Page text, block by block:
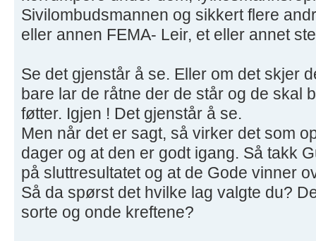
Sivilombudsmannen og sikkert flere
eller annen FEMA- Leir, et eller annet
Se det gjenstår å se. Eller om det skjer
bare lar de råtne der de står og de skal
føtter. Igjen ! Det gjenstår å se.
Men når det er sagt, så virker det som
dager og at den er godt igang. Så takk
på sluttresultatet og at de Gode vinner
Så da spørst det hvilke lag valgte du?
sorte og onde kreftene?